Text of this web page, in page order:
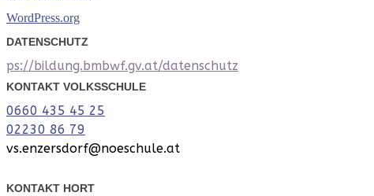
WordPress.org
DATENSCHUTZ
ps://bildung.bmbwf.gv.at/datenschutz
KONTAKT VOLKSSCHULE
0660 435 45 25
02230 86 79
vs.enzersdorf@noeschule.at
KONTAKT HORT